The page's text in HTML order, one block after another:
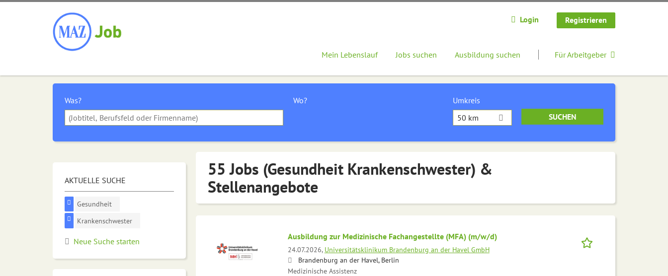
Login Registrieren
Mein Lebenslauf Jobs suchen Ausbildung suchen Für Arbeitgeber
Was? Wo?
Umkreis
50 km
55 Jobs (Gesundheit Krankenschwester) &
Stellenangebote
Ausbildung zur Medizinische Fachangestellte (MFA) (m/w/d)
24.07.2026, Universitätsklinikum Brandenburg an der Havel GmbH
Brandenburg an der Havel, Berlin
Medizinische Assistenz
AKTUELLE SUCHE
Gesundheit
Krankenschwester
Neue Suche starten